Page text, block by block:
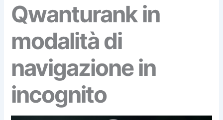
Qwanturank in
modalità di
navigazione in
incognito